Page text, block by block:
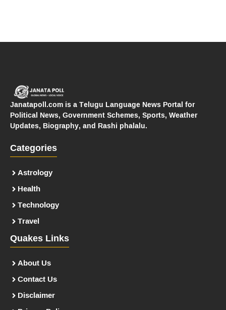
Janatapoll.com is a Telugu Language News Portal for
Political News, Government Schemes, Sports, Weather
Updates, Biography, and Rashi phalalu.
Categories
Astrology
Health
Technology
Travel
Quakes Links
About Us
Contact Us
Disclaimer